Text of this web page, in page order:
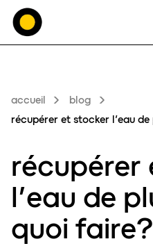
accueil
blog
récupérer et stocker l’eau
récupérer
l’eau de
quoi faire?